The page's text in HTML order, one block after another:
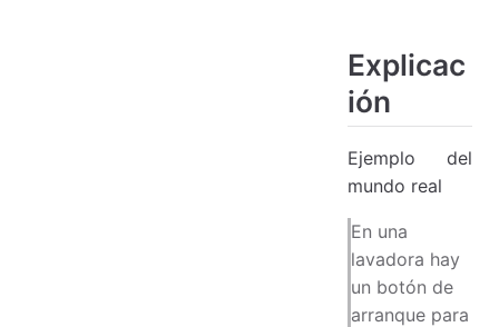
Explicac
ión
Ejemplo del
mundo real
En una
lavadora hay
un botón de
arranque para